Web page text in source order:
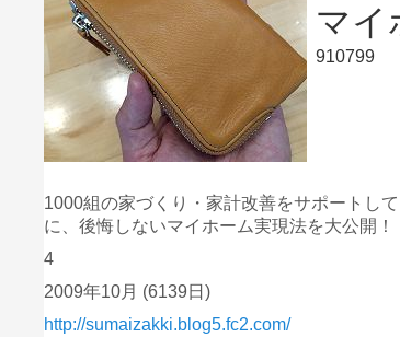
マイ
910799
1000組の家づくり・家計改善をサポートし
に、後悔しないマイホーム実現法を大公開！
4
2009年10月 (6139日)
http://sumaizakki.blog5.fc2.com/